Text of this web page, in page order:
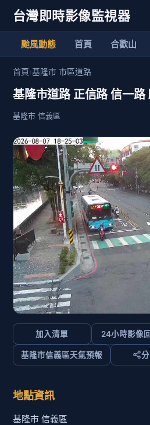
台灣即時影像監視器
颱風動態 首頁 合歡山
首頁›基隆市 市區道路
基隆市道路 正信路 信一路
基隆市 信義區
加入清單 24小時影像
基隆市信義區天氣預報
地點資訊
基隆市 信義區